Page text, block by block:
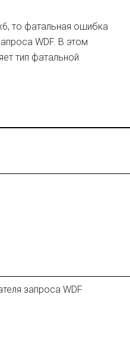
то фатальная ошибка
WDF. В этом
тип фатальной
запроса WDF